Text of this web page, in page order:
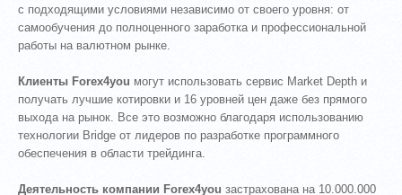
с подходящими условиями независимо от своего уровня: от
самообучения до полноценного заработка и профессиональной
работы на валютном рынке.
Клиенты Forex4you могут использовать сервис Market Depth и
получать лучшие котировки и 16 уровней цен даже без прямого
выхода на рынок. Все это возможно благодаря использованию
технологии Bridge от лидеров по разработке программного
обеспечения в области трейдинга.
Деятельность компании Forex4you застрахована на 10.000.000